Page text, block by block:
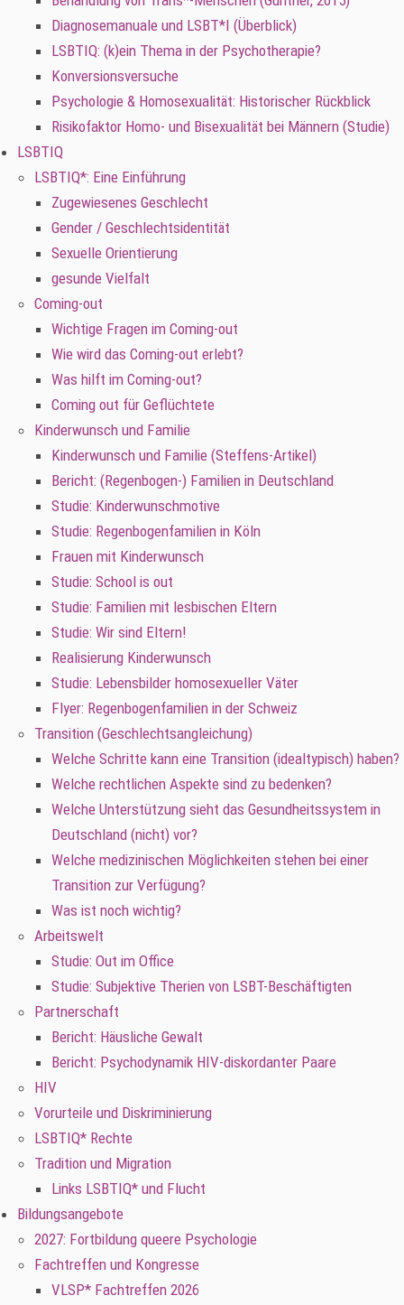
Diagnosemanuale und LSBT*I (Überblick)
LSBTIQ: (k)ein Thema in der Psychotherapie?
Konversionsversuche
Psychologie & Homosexualität: Historischer Rückblick
Risikofaktor Homo- und Bisexualität bei Männern (Studie)
LSBTIQ
LSBTIQ*: Eine Einführung
Zugewiesenes Geschlecht
Gender / Geschlechtsidentität
Sexuelle Orientierung
gesunde Vielfalt
Coming-out
Wichtige Fragen im Coming-out
Wie wird das Coming-out erlebt?
Was hilft im Coming-out?
Coming out für Geflüchtete
Kinderwunsch und Familie
Kinderwunsch und Familie (Steffens-Artikel)
Bericht: (Regenbogen-) Familien in Deutschland
Studie: Kinderwunschmotive
Studie: Regenbogenfamilien in Köln
Frauen mit Kinderwunsch
Studie: School is out
Studie: Familien mit lesbischen Eltern
Studie: Wir sind Eltern!
Realisierung Kinderwunsch
Studie: Lebensbilder homosexueller Väter
Flyer: Regenbogenfamilien in der Schweiz
Transition (Geschlechtsangleichung)
Welche Schritte kann eine Transition (idealtypisch) haben?
Welche rechtlichen Aspekte sind zu bedenken?
Welche Unterstützung sieht das Gesundheitssystem in
Deutschland (nicht) vor?
Welche medizinischen Möglichkeiten stehen bei einer
Transition zur Verfügung?
Was ist noch wichtig?
Arbeitswelt
Studie: Out im Office
Studie: Subjektive Therien von LSBT-Beschäftigten
Partnerschaft
Bericht: Häusliche Gewalt
Bericht: Psychodynamik HIV-diskordanter Paare
HIV
Vorurteile und Diskriminierung
LSBTIQ* Rechte
Tradition und Migration
Links LSBTIQ* und Flucht
Bildungsangebote
2027: Fortbildung queere Psychologie
Fachtreffen und Kongresse
VLSP* Fachtreffen 2026